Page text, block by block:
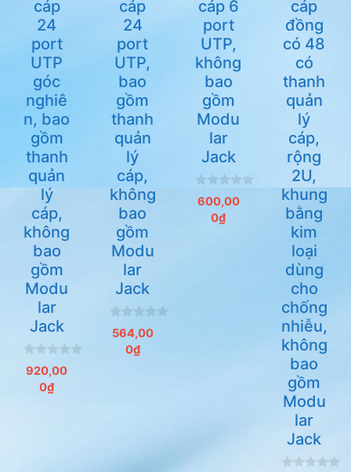
cáp
24
port
UTP
góc
nghiê
n, bao
gồm
thanh
quản
lý
cáp,
không
bao
gồm
Modu
lar
Jack
0
n
920,00
0₫
cáp
24
port
UTP,
bao
gồm
thanh
quản
lý
cáp,
không
bao
gồm
Modu
lar
Jack
0
n564,00
0₫
cáp 6
port
UTP,
không
bao
gồm
Modu
lar
Jack
0
n
600,00
0₫
cáp
đồng
có 48
có
thanh
quản
lý
cáp,
rộng
2U,
khung
bằng
kim
loại
dùng
cho
chống
nhiễu,
không
bao
gồm
Modu
lar
Jack